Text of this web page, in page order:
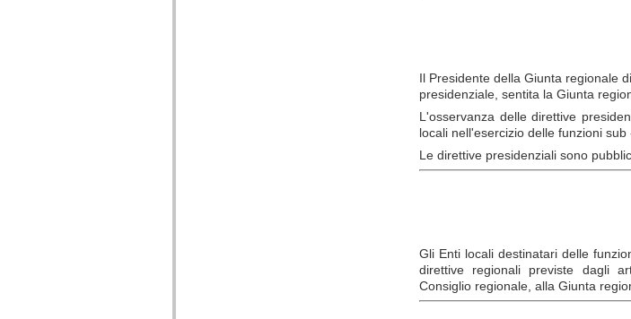
Il Presidente della Giunta regionale
presidenziale, sentita la Giunta
L'osservanza delle direttive
locali nell'esercizio delle funzioni sub
Le direttive presidenziali sono
Gli Enti locali destinatari delle
direttive regionali previste dagli
Consiglio regionale, alla Giunta